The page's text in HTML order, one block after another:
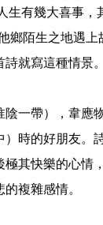
鄉陌生之地遇上
就寫這種情景。
陰一帶），韋應
時的好朋友。
極其快樂的心情
複雜感情。